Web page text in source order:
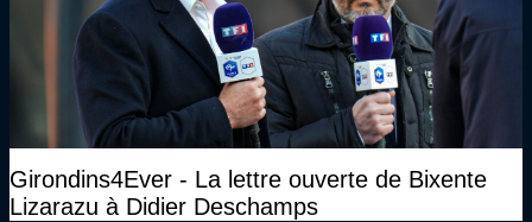
Girondins4Ever - La lettre ouverte de Bixente
Lizarazu à Didier Deschamps